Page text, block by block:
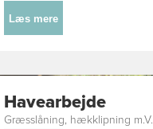
Læs mere
Havearbejde
Græsslåning, hækklipning m.V.